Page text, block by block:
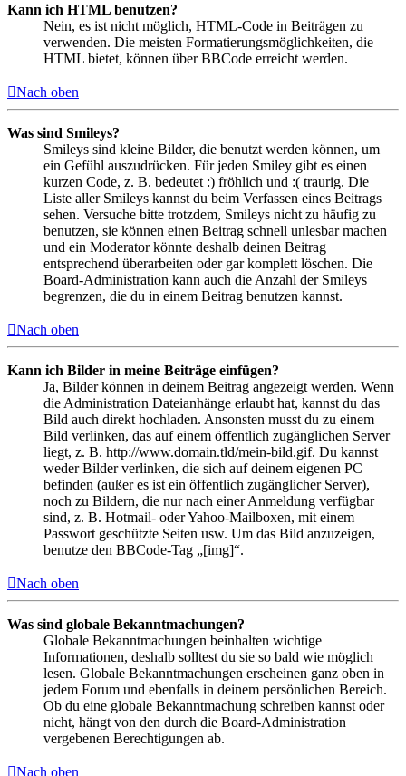
Kann ich HTML benutzen?
Nein, es ist nicht möglich, HTML-Code in Beiträgen zu
verwenden. Die meisten Formatierungsmöglichkeiten, die
HTML bietet, können über BBCode erreicht werden.
Nach oben
Was sind Smileys?
Smileys sind kleine Bilder, die benutzt werden können, um
ein Gefühl auszudrücken. Für jeden Smiley gibt es einen
kurzen Code, z. B. bedeutet :) fröhlich und :( traurig. Die
Liste aller Smileys kannst du beim Verfassen eines Beitrags
sehen. Versuche bitte trotzdem, Smileys nicht zu häufig zu
benutzen, sie können einen Beitrag schnell unlesbar machen
und ein Moderator könnte deshalb deinen Beitrag
entsprechend überarbeiten oder gar komplett löschen. Die
Board-Administration kann auch die Anzahl der Smileys
begrenzen, die du in einem Beitrag benutzen kannst.
Nach oben
Kann ich Bilder in meine Beiträge einfügen?
Ja, Bilder können in deinem Beitrag angezeigt werden. Wenn
die Administration Dateianhänge erlaubt hat, kannst du das
Bild auch direkt hochladen. Ansonsten musst du zu einem
Bild verlinken, das auf einem öffentlich zugänglichen Server
liegt, z. B. http://www.domain.tld/mein-bild.gif. Du kannst
weder Bilder verlinken, die sich auf deinem eigenen PC
befinden (außer es ist ein öffentlich zugänglicher Server),
noch zu Bildern, die nur nach einer Anmeldung verfügbar
sind, z. B. Hotmail- oder Yahoo-Mailboxen, mit einem
Passwort geschützte Seiten usw. Um das Bild anzuzeigen,
benutze den BBCode-Tag „[img]“.
Nach oben
Was sind globale Bekanntmachungen?
Globale Bekanntmachungen beinhalten wichtige
Informationen, deshalb solltest du sie so bald wie möglich
lesen. Globale Bekanntmachungen erscheinen ganz oben in
jedem Forum und ebenfalls in deinem persönlichen Bereich.
Ob du eine globale Bekanntmachung schreiben kannst oder
nicht, hängt von den durch die Board-Administration
vergebenen Berechtigungen ab.
Nach oben